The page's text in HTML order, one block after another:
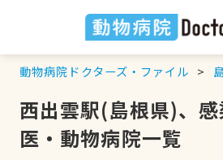
動物病院ドクターズ・ファイル
西出雲駅(島根県)、
医・動物病院一覧